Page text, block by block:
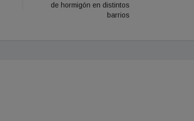
de hormigón en distintos
barrios